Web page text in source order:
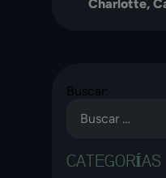
Charlotte,
Buscar:
CATEGORÍAS